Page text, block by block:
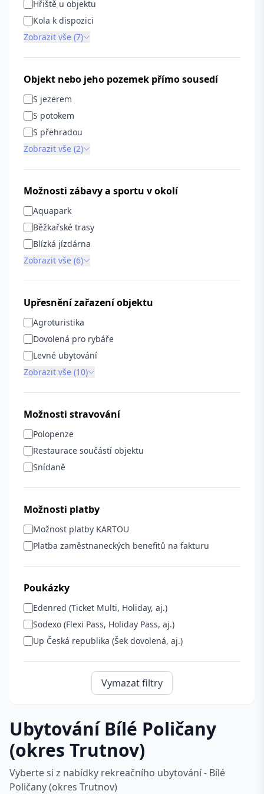
Hřiště u objektu
Kola k dispozici
Zobrazit vše (7)
Objekt nebo jeho pozemek přímo sousedí
S jezerem
S potokem
S přehradou
Zobrazit vše (2)
Možnosti zábavy a sportu v okolí
Aquapark
Běžkařské trasy
Blízká jízdárna
Zobrazit vše (6)
Upřesnění zařazení objektu
Agroturistika
Dovolená pro rybáře
Levné ubytování
Zobrazit vše (10)
Možnosti stravování
Polopenze
Restaurace součástí objektu
Snídaně
Možnosti platby
Možnost platby KARTOU
Platba zaměstnaneckých benefitů na fakturu
Poukázky
Edenred (Ticket Multi, Holiday, aj.)
Sodexo (Flexi Pass, Holiday Pass, aj.)
Up Česká republika (Šek dovolená, aj.)
Vymazat filtry
Ubytování Bílé Poličany
(okres Trutnov)
Vyberte si z nabídky rekreačního ubytování - Bílé
Poličany (okres Trutnov)